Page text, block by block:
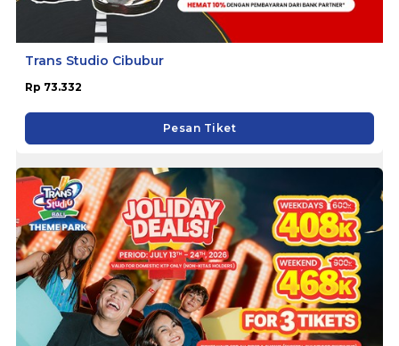
Trans Studio Cibubur
Rp 73.332
Pesan Tiket